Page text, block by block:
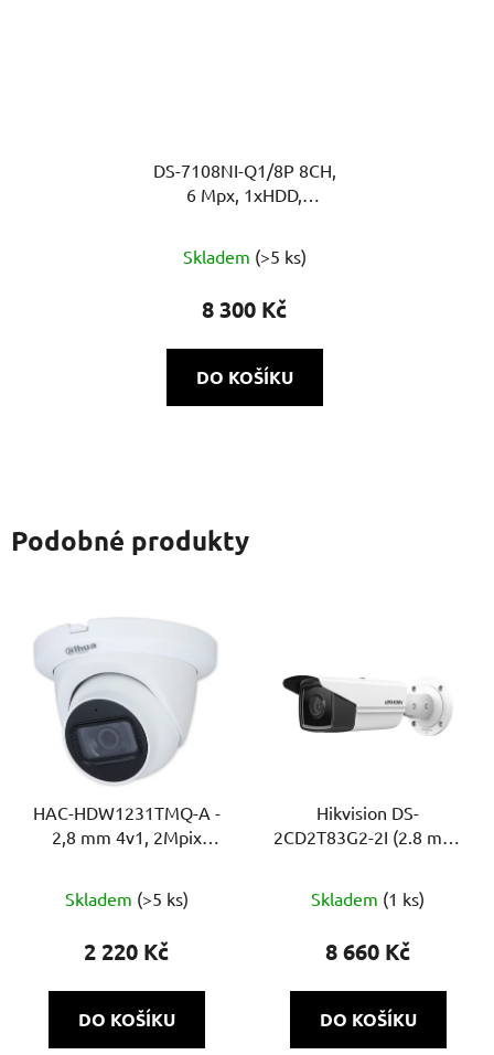
DS-7108NI-Q1/8P 8CH,
6 Mpx, 1xHDD,
Skladem (>5 ks)
8 300 Kč
DO KOŠÍKU
Podobné produkty
HAC-HDW1231TMQ-A -
2,8 mm 4v1, 2Mpix
Skladem (>5 ks)
2 220 Kč
DO KOŠÍKU
Hikvision DS-
2CD2T83G2-2I (2.8 mm)
WDR 120 dB
Skladem (1 ks)
8 660 Kč
DO KOŠÍKU